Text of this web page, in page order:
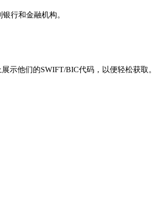
行和金融机构。
示他们的SWIFT/BIC代码，以便轻松获取。